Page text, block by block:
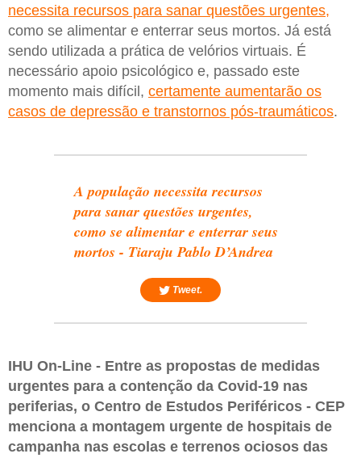
necessita recursos para sanar questões urgentes,
como se alimentar e enterrar seus mortos. Já está
sendo utilizada a prática de velórios virtuais. É
necessário apoio psicológico e, passado este
momento mais difícil, certamente aumentarão os
casos de depressão e transtornos pós-traumáticos.
A população necessita recursos
para sanar questões urgentes,
como se alimentar e enterrar seus
mortos - Tiaraju Pablo D’Andrea
Tweet.
IHU On-Line - Entre as propostas de medidas
urgentes para a contenção da Covid-19 nas
periferias, o Centro de Estudos Periféricos - CEP
menciona a montagem urgente de hospitais de
campanha nas escolas e terrenos ociosos das